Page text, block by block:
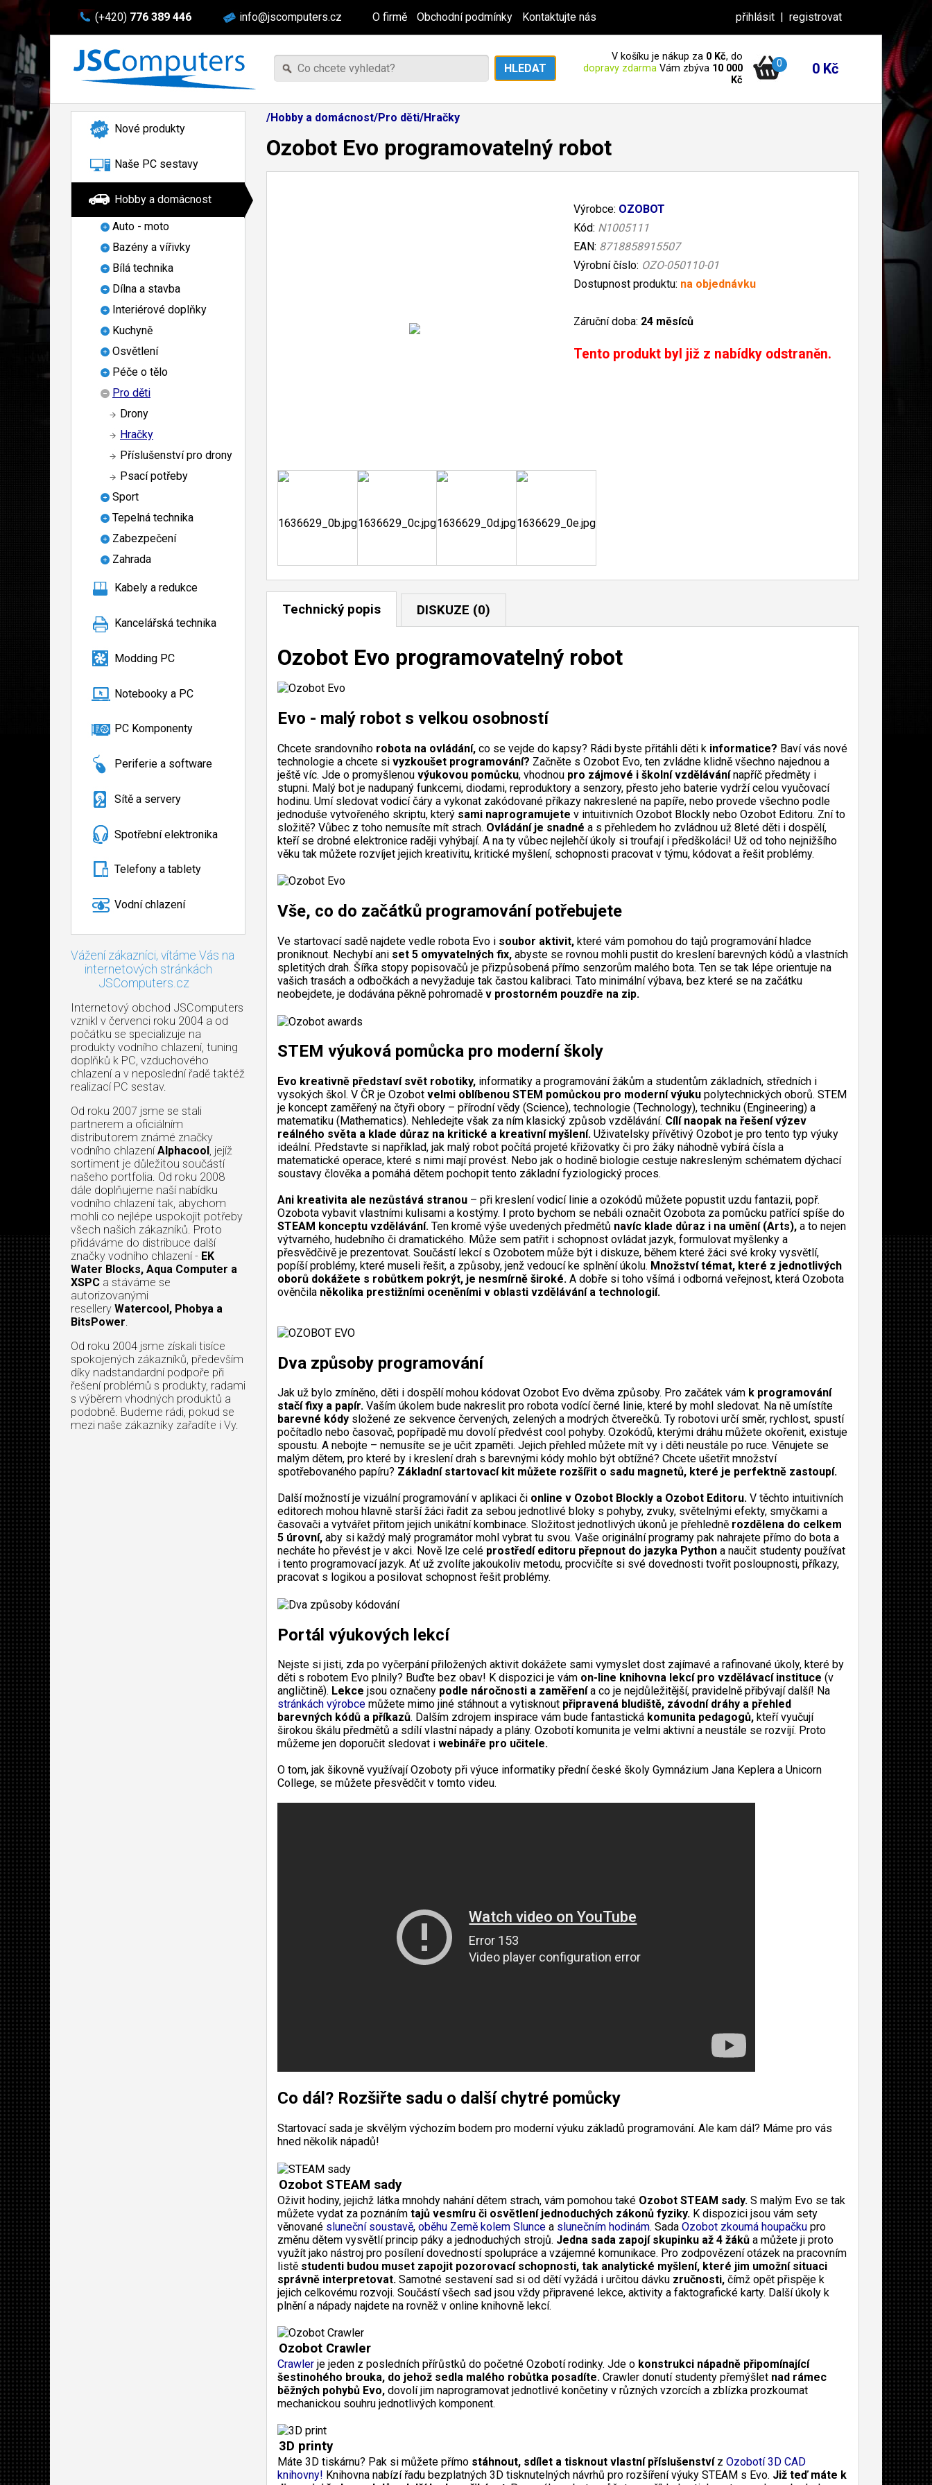
(+420) 776 389 446 info@jscomputers.cz O firmě Obchodní podmínky Kontaktujte nás přihlásit | registrovat
V košíku je nákup za 0 Kč, do
dopravy zdarma Vám zbýva 10 000
Kč
0 0 Kč
Nové produkty
Naše PC sestavy
Hobby a domácnost
Auto - moto
Bazény a vířivky
Bílá technika
Dílna a stavba
Interiérové doplňky
Kuchyně
Osvětlení
Péče o tělo
Pro děti
Drony
Hračky
Příslušenství pro drony
Psací potřeby
Sport
Tepelná technika
Zabezpečení
Zahrada
Kabely a redukce
Kancelářská technika
Modding PC
Notebooky a PC
PC Komponenty
Periferie a software
Sítě a servery
Spotřební elektronika
Telefony a tablety
Vodní chlazení
Vážení zákazníci, vítáme Vás na
internetových stránkách
JSComputers.cz
Internetový obchod JSComputers
vznikl v červenci roku 2004 a od
počátku se specializuje na
produkty vodního chlazení, tuning
doplňků k PC, vzduchového
chlazení a v neposlední řadě taktéž
realizací PC sestav.
Od roku 2007 jsme se stali
partnerem a oficiálním
distributorem známé značky
vodního chlazení Alphacool, jejíž
sortiment je důležitou součástí
našeho portfolia. Od roku 2008
dále doplňujeme naší nabídku
vodního chlazení tak, abychom
mohli co nejlépe uspokojit potřeby
všech našich zákazníků. Proto
přidáváme do distribuce další
značky vodního chlazení - EK
Water Blocks, Aqua Computer a
XSPC a stáváme se
autorizovanými
resellery Watercool, Phobya a
BitsPower.
Od roku 2004 jsme získali tisíce
spokojených zákazníků, především
díky nadstandardní podpoře při
řešení problémů s produkty, radami
s výběrem vhodných produktů a
podobně. Budeme rádi, pokud se
mezi naše zákazníky zařadíte i Vy.
/Hobby a domácnost/Pro děti/Hračky
Ozobot Evo programovatelný robot
Výrobce: OZOBOT
Kód: N1005111
EAN: 8718858915507
Výrobní číslo: OZO-050110-01
Dostupnost produktu: na objednávku
Záruční doba: 24 měsíců
Tento produkt byl již z nabídky odstraněn.
Technický popis DISKUZE (0)
Ozobot Evo programovatelný robot
Evo - malý robot s velkou osobností
Chcete srandovního robota na ovládání, co se vejde do kapsy? Rádi byste přitáhli děti k informatice? Baví vás nové
technologie a chcete si vyzkoušet programování? Začněte s Ozobot Evo, ten zvládne klidně všechno najednou a
ještě víc. Jde o promyšlenou výukovou pomůcku, vhodnou pro zájmové i školní vzdělávánínapříč předměty i
stupni. Malý bot je nadupaný funkcemi, diodami, reproduktory a senzory, přesto jeho baterie vydrží celou vyučovací
hodinu. Umí sledovat vodicí čáry a vykonat zakódované příkazy nakreslené na papíře, nebo provede všechno podle
jednoduše vytvořeného skriptu, který sami naprogramujete v intuitivních Ozobot Blockly nebo Ozobot Editoru. Zní to
složitě? Vůbec z toho nemusíte mít strach. Ovládání je snadné a s přehledem ho zvládnou už 8leté děti i dospělí,
kteří se drobné elektronice raději vyhýbají. A na ty vůbec nejlehčí úkoly si troufají i předškoláci! Už od toho nejnižšího
věku tak můžete rozvíjet jejich kreativitu, kritické myšlení, schopnosti pracovat v týmu, kódovat a řešit problémy.
Vše, co do začátků programování potřebujete
Ve startovací sadě najdete vedle robota Evo i soubor aktivit, které vám pomohou do tajů programování hladce
proniknout. Nechybí ani set 5 omyvatelných fix, abyste se rovnou mohli pustit do kreslení barevných kódů a vlastních
spletitých drah. Šířka stopy popisovačů je přizpůsobená přímo senzorům malého bota. Ten se tak lépe orientuje na
vašich trasách a odbočkách a nevyžaduje tak častou kalibraci. Tato minimální výbava, bez které se na začátku
neobejdete, je dodávána pěkně pohromadě v prostorném pouzdře na zip.
STEM výuková pomůcka pro moderní školy
Evo kreativně představí svět robotiky, informatiky a programování žákům a studentům základních, středních i
vysokých škol. V ČR je Ozobot velmi oblíbenou STEM pomůckou pro moderní výuku polytechnických oborů. STEM
je koncept zaměřený na čtyři obory – přírodní vědy (Science), technologie (Technology), techniku (Engineering) a
matematiku (Mathematics). Nehledejte však za ním klasický způsob vzdělávání. Cílí naopak na řešení výzev
reálného světa a klade důraz na kritické a kreativní myšlení. Uživatelsky přívětivý Ozobot je pro tento typ výuky
ideální. Představte si například, jak malý robot počítá projeté křižovatky či pro žáky náhodně vybírá čísla a
matematické operace, které s nimi mají provést. Nebo jak o hodině biologie cestuje nakresleným schématem dýchací
soustavy člověka a pomáhá dětem pochopit tento základní fyziologický proces.
Ani kreativita ale nezůstává stranou – při kreslení vodicí linie a ozokódů můžete popustit uzdu fantazii, popř.
Ozobota vybavit vlastními kulisami a kostýmy. I proto bychom se nebáli označit Ozobota za pomůcku patřící spíše do
STEAM konceptu vzdělávání. Ten kromě výše uvedených předmětů navíc klade důraz i na umění (Arts), a to nejen
výtvarného, hudebního či dramatického. Může sem patřit i schopnost ovládat jazyk, formulovat myšlenky a
přesvědčivě je prezentovat. Součástí lekcí s Ozobotem může být i diskuze, během které žáci své kroky vysvětlí,
popíší problémy, které museli řešit, a způsoby, jenž vedoucí ke splnění úkolu. Množství témat, které z jednotlivých
oborů dokážete s robůtkem pokrýt, je nesmírně široké. A dobře si toho všímá i odborná veřejnost, která Ozobota
ověnčila několika prestižními oceněními v oblasti vzdělávání a technologií.
Dva způsoby programování
Jak už bylo zmíněno, děti i dospělí mohou kódovat Ozobot Evo dvěma způsoby. Pro začátek vám k programování
stačí fixy a papír. Vaším úkolem bude nakreslit pro robota vodící černé linie, které by mohl sledovat. Na ně umístíte
barevné kódy složené ze sekvence červených, zelených a modrých čtverečků. Ty robotovi určí směr, rychlost, spustí
počítadlo nebo časovač, popřípadě mu dovolí předvést cool pohyby. Ozokódů, kterými dráhu můžete okořenit, existuje
spoustu. A nebojte – nemusíte se je učit zpaměti. Jejich přehled můžete mít vy i děti neustále po ruce. Věnujete se
malým dětem, pro které by i kreslení drah s barevnými kódy mohlo být obtížné? Chcete ušetřit množství
spotřebovaného papíru? Základní startovací kit můžete rozšířit o sadu magnetů, které je perfektně zastoupí.
Další možností je vizuální programování v aplikaci či online v Ozobot Blockly a Ozobot Editoru. V těchto intuitivních
editorech mohou hlavně starší žáci řadit za sebou jednotlivé bloky s pohyby, zvuky, světelnými efekty, smyčkami a
časovači a vytvářet přitom jejich unikátní kombinace. Složitost jednotlivých úkonů je přehledně rozdělena do celkem
5 úrovní, aby si každý malý programátor mohl vybrat tu svou. Vaše originální programy pak nahrajete přímo do bota a
necháte ho převést je v akci. Nově lze celé prostředí editoru přepnout do jazyka Python a naučit studenty používat
i tento programovací jazyk. Ať už zvolíte jakoukoliv metodu, procvičíte si své dovednosti tvořit posloupnosti, příkazy,
pracovat s logikou a posilovat schopnost řešit problémy.
Portál výukových lekcí
Nejste si jisti, zda po vyčerpání přiložených aktivit dokážete sami vymyslet dost zajímavé a rafinované úkoly, které by
děti s robotem Evo plnily? Buďte bez obav! K dispozici je vám on-line knihovna lekcí pro vzdělávací instituce (v
angličtině). Lekce jsou označeny podle náročnosti a zaměřenía co je nejdůležitější, pravidelně přibývají další! Na
stránkách výrobce můžete mimo jiné stáhnout a vytisknout připravená bludiště, závodní dráhy a přehled
barevných kódů a příkazů. Dalším zdrojem inspirace vám bude fantastická komunita pedagogů, kteří vyučují
širokou škálu předmětů a sdílí vlastní nápady a plány. Ozobotí komunita je velmi aktivní a neustále se rozvíjí. Proto
můžeme jen doporučit sledovat i webináře pro učitele.
O tom, jak šikovně využívají Ozoboty při výuce informatiky přední české školy Gymnázium Jana Keplera a Unicorn
College, se můžete přesvědčit v tomto videu.
Co dál? Rozšiřte sadu o další chytré pomůcky
Startovací sada je skvělým výchozím bodem pro moderní výuku základů programování. Ale kam dál? Máme pro vás
hned několik nápadů!
Ozobot STEAM sady
Oživit hodiny, jejichž látka mnohdy nahání dětem strach, vám pomohou také Ozobot STEAM sady. S malým Evo se tak
můžete vydat za poznáním tajů vesmíru či osvětlení jednoduchých zákonů fyziky. K dispozici jsou vám sety
věnované sluneční soustavě, oběhu Země kolem Slunce a slunečním hodinám. Sada Ozobot zkoumá houpačku pro
změnu dětem vysvětlí princip páky a jednoduchých strojů. Jedna sada zapojí skupinku až 4 žáků a můžete ji proto
využít jako nástroj pro posílení dovedností spolupráce a vzájemné komunikace. Pro zodpovězení otázek na pracovním
listě studenti budou muset zapojit pozorovací schopnosti, tak analytické myšlení, které jim umožní situaci
správně interpretovat. Samotné sestavení sad si od dětí vyžádá i určitou dávku zručnosti, čímž opět přispěje k
jejich celkovému rozvoji. Součástí všech sad jsou vždy připravené lekce, aktivity a faktografické karty. Další úkoly k
plnění a nápady najdete na rovněž v online knihovně lekcí.
Ozobot Crawler
Crawler je jeden z posledních přírůstků do početné Ozobotí rodinky. Jde o konstrukci nápadně připomínající
šestinohého brouka, do jehož sedla malého robůtka posadíte. Crawler donutí studenty přemýšlet nad rámec
běžných pohybů Evo, dovolí jim naprogramovat jednotlivé končetiny v různých vzorcích a zblízka prozkoumat
mechanickou souhru jednotlivých komponent.
3D printy
Máte 3D tiskárnu? Pak si můžete přímo stáhnout, sdílet a tisknout vlastní příslušenstvíz Ozobotí 3D CAD
knihovny! Knihovna nabízí řadu bezplatných 3D tisknutelných návrhů pro rozšíření výuky STEAM s Evo. Již teď máte k